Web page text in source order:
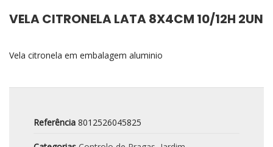
VELA CITRONELA LATA 8X4CM 10/12H 2UN
Vela citronela em embalagem aluminio
Referência 8012526045825